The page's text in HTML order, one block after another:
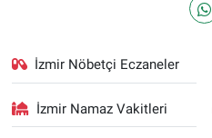
İzmir Nöbetçi Eczaneler
İzmir Namaz Vakitleri